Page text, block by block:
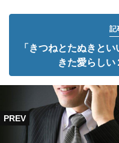
記
「きつねとたぬきと
きた愛らし